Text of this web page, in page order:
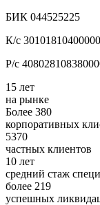
БИК 044525225
К/с
Р/с
15 лет
на рынке
Более 380
корпоративных
5370
частных клиентов
10 лет
средний стаж
более 219
успешных